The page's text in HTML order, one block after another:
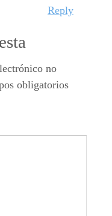
Reply
no
obligatorios